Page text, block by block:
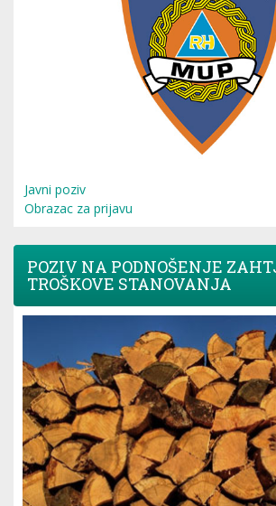
Javni poziv
Obrazac za prijavu
POZIV NA PODNOŠENJE
TROŠKOVE STANOVANJA